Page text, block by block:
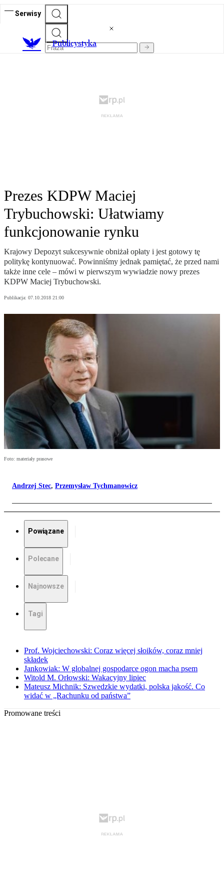
Serwisy
Publicystyka
Prezes KDPW Maciej
Trybuchowski: Ułatwiamy
funkcjonowanie rynku
Krajowy Depozyt sukcesywnie obniżał opłaty i jest gotowy tę
politykę kontynuować. Powinniśmy jednak pamiętać, że przed nami
także inne cele – mówi w pierwszym wywiadzie nowy prezes
KDPW Maciej Trybuchowski.
Publikacja: 07.10.2018 21:00
Foto: materiały prasowe
Andrzej Stec, Przemysław Tychmanowicz
Powiązane
Polecane
Najnowsze
Tagi
Prof. Wojciechowski: Coraz więcej słoików, coraz mniej
składek
Jankowiak: W globalnej gospodarce ogon macha psem
Witold M. Orłowski: Wakacyjny lipiec
Mateusz Michnik: Szwedzkie wydatki, polska jakość. Co
widać w „Rachunku od państwa”
Promowane treści